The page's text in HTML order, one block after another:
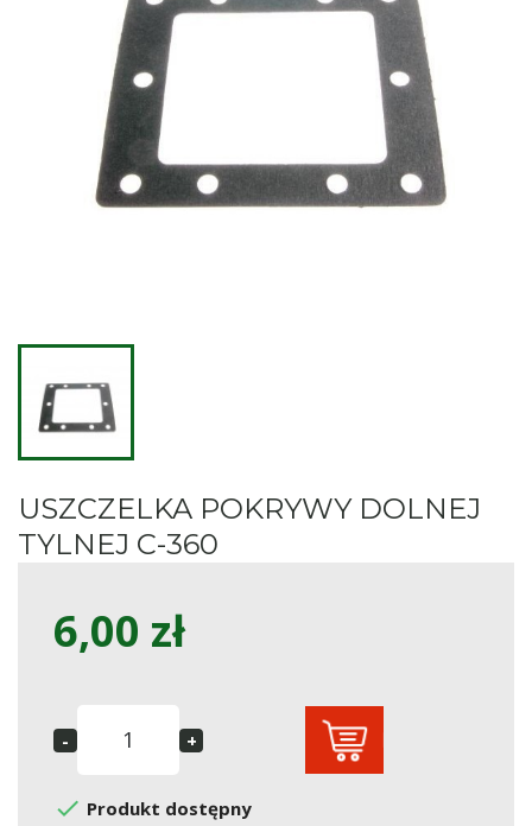
USZCZELKA POKRYWY DOLNEJ
TYLNEJ C-360
6,00 zł
 Produkt dostępny